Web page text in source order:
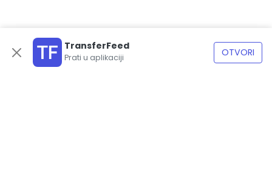
TransferFeed
Prati u aplikaciji OTVORI